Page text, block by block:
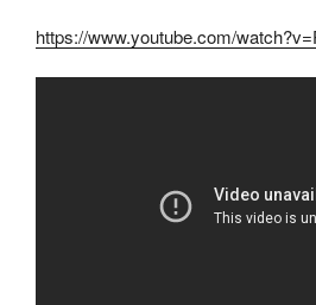
https://www.youtube.com/